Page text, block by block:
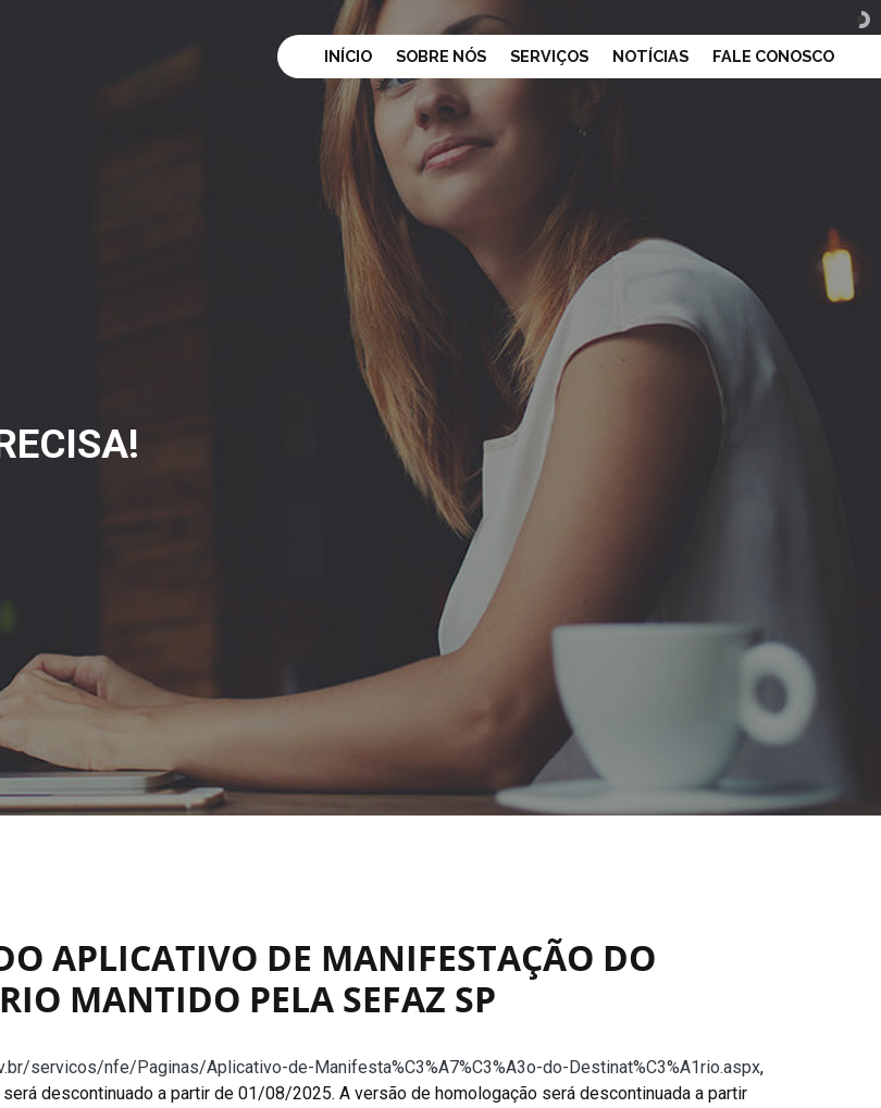
INÍCIO SOBRE NÓS SERVIÇOS NOTÍCIAS FALE CONOSCO
APLICATIVO DE MANIFESTAÇÃO DO
MANTIDO PELA SEFAZ SP
servicos/nfe/Paginas/Aplicativo-de-Manifesta%C3%A7%C3%A3o-do-Destinat%C3%A1rio.aspx,
descontinuado a partir de 01/08/2025. A versão de homologação será descontinuada a partir